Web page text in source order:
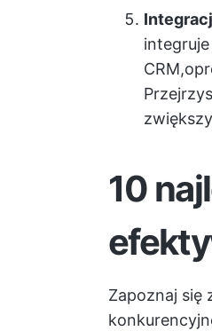
CRM,
10
Zapoznaj się